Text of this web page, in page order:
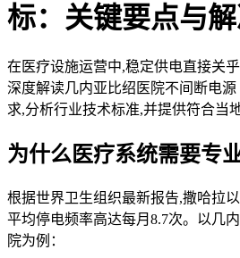
标：关键要点与
在医疗设施运营中,稳定供电直接关
深度解读几内亚比绍医院不间断电源
求,分析行业技术标准,并提供符合当
为什么医疗系统需要专
根据世界卫生组织最新报告,撒哈拉
平均停电频率高达每月8.7次。以几
院为例：